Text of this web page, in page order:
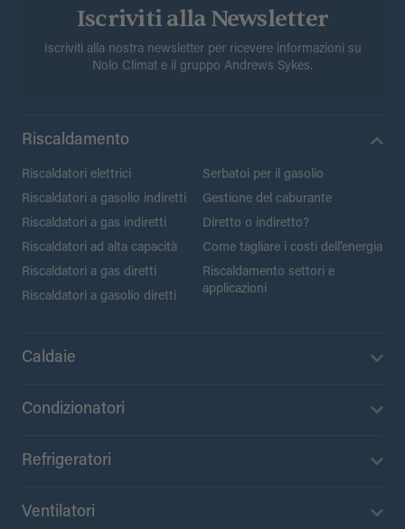
Iscriviti alla Newsletter
Iscriviti alla nostra newsletter per ricevere informazioni su
Nolo Climat e il gruppo Andrews Sykes.
Riscaldamento
Riscaldatori elettrici
Riscaldatori a gasolio indiretti
Riscaldatori a gas indiretti
Riscaldatori ad alta capacità
Riscaldatori a gas diretti
Riscaldatori a gasolio diretti
Serbatoi per il gasolio
Gestione del caburante
Diretto o indiretto?
Come tagliare i costi dell’energia
Riscaldamento settori e
applicazioni
Caldaie
Condizionatori
Refrigeratori
Ventilatori